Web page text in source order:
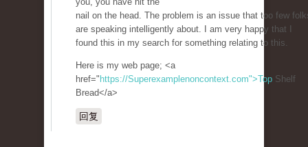
nail on the head. The problem is an issue that too few
are speaking intelligently about. I am very happy that I
found this in my search for something relating to this.
Here is my web page; <a
href=" https://Superexamplenoncontext.com">Top Shelf
Bread</a>
回复